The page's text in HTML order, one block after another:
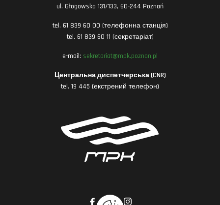
ul. Głogowska 131/133, 60-244 Poznań
tel. 61 839 60 00 (телефонна станція)
tel. 61 839 60 11 (секретаріат)
e-mail: sekretariat@mpk.poznan.pl
Центральна диспетчерська (CNR)
tel. 19 445 (екстрений телефон)